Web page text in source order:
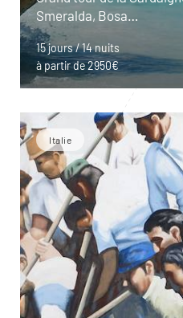
Smeralda, Bosa…
15 jours / 14 nuits
à partir de 2950€
Italie